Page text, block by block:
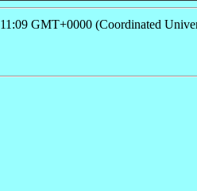
GMT+0000 (Coordinated